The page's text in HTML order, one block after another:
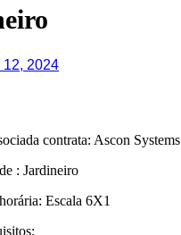
12, 2024
contrata: Ascon Systems
: Jardineiro
Escala 6X1